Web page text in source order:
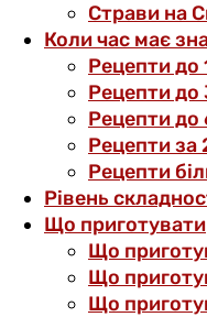
Страви на
Коли час має
Рецепти до
Рецепти до
Рецепти до
Рецепти за
Рецепти
Рівень
Що приготувати
Що
Що
Що